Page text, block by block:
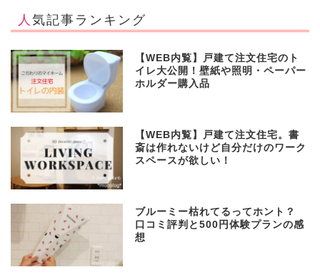
人気記事ランキング
【WEB内覧】戸建て注文住宅のト
イレ大公開！壁紙や照明・ペーパー
ホルダー購入品
【WEB内覧】戸建て注文住宅。書
斎は作れないけど自分だけのワーク
スペースが欲しい！
ブルーミー枯れてるってホント？
口コミ評判と500円体験プランの感
想